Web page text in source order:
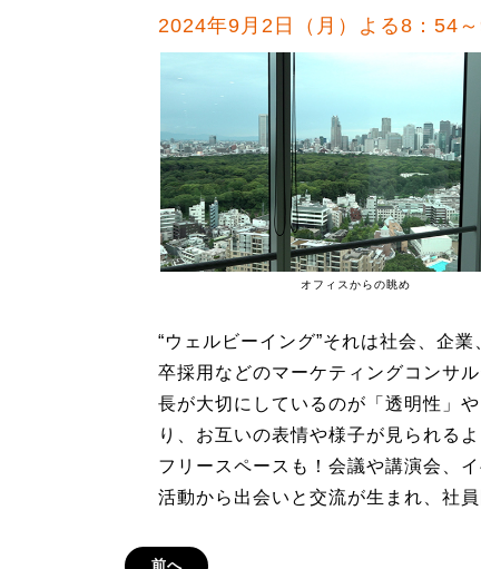
2024年9月2日（月）よる8：54
オフィスからの眺め
“ウェルビーイング”それは社会、企
卒採用などのマーケティングコンサ
長が大切にしているのが「透明性」
り、お互いの表情や様子が見られる
フリースペースも！会議や講演会、
活動から出会いと交流が生まれ、社
前へ